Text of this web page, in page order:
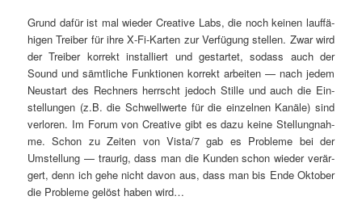
Grund dafür ist mal wie­der Crea­ti­ve Labs, die noch kei­nen lauf­fä­
hi­gen Trei­ber für ihre X‑Fi-Kar­ten zur Ver­fü­gung stel­len. Zwar wird
der Trei­ber kor­rekt instal­liert und gestar­tet, sodass auch der
Sound und sämt­li­che Funk­tio­nen kor­rekt arbei­ten — nach jedem
Neu­start des Rech­ners herrscht jedoch Stil­le und auch die Ein­
stel­lun­gen (z.B. die Schwell­wer­te für die ein­zel­nen Kanä­le) sind
ver­lo­ren. Im Forum von Crea­ti­ve gibt es dazu kei­ne Stel­lung­nah­
me. Schon zu Zei­ten von Vista/7 gab es Pro­ble­me bei der
Umstel­lung — trau­rig, dass man die Kun­den schon wie­der ver­är­
gert, denn ich gehe nicht davon aus, dass man bis Ende Okto­ber
die Pro­ble­me gelöst haben wird…